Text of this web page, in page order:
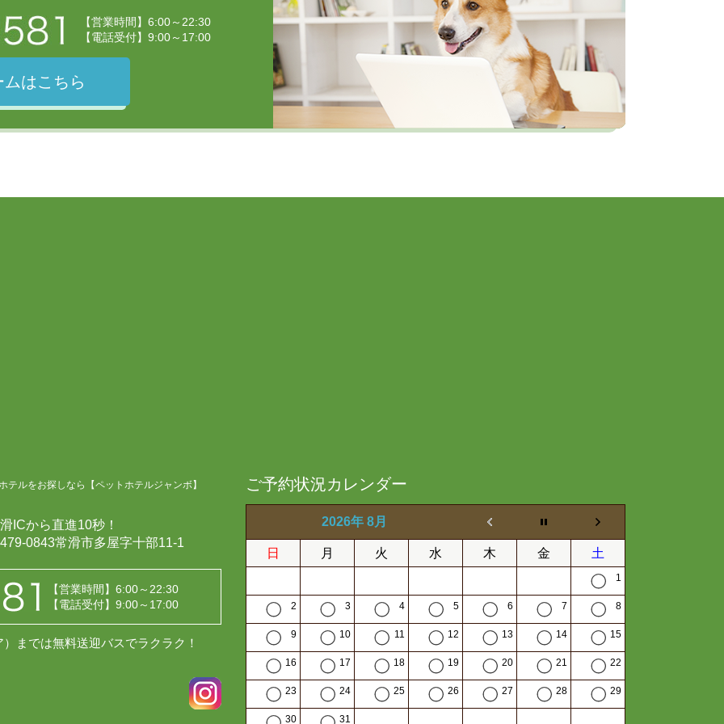
【営業時間】6:00～22:30
【電話受付】9:00～17:00
はこちら
ルをお探しなら【ペットホテルジャンボ】
ICから直進10秒！
0843常滑市多屋字十部11-1
【営業時間】6:00～22:30
【電話受付】9:00～17:00
までは無料送迎バスでラクラク！
ご予約状況カレンダー
2026年 8月
日 月 火 水 木 金 土
1
2 3 4 5 6 7 8
9 10 11 12 13 14 15
16 17 18 19 20 21 22
23 24 25 26 27 28 29
30 31